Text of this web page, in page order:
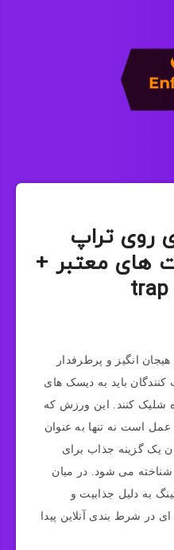
روی تراپ
های معتبر +
انگیز و پرطرفدار
باید به دیسک های
شلیک کنند. این ورزش که
است نه تنها به عنوان
یک گزینه جذاب برای
می شود. در میان
به دلیل جذابیت و
در شرط بندی آنلاین پیدا